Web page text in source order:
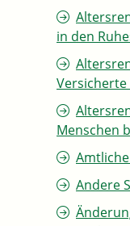
in den
Menschen
Andere